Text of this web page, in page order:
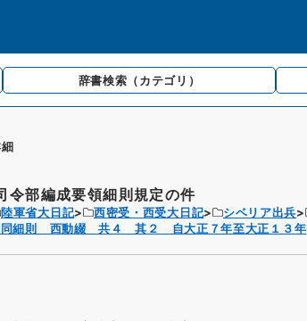
辞書検索 （カテゴリ）
令部編成要領細則規定の件
陸軍省大日記 西密受・西受大日記 シベリア出兵
同細則 西動綴 共４ 其２ 自大正７年至大正１３年